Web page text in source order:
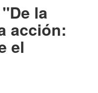
la
acción:
el